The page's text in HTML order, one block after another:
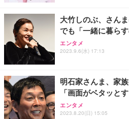
務用 おしゃれ パソコ
Sezlife オフィスチェ
ワーク チェア 強化バ
能 人間工学 椅子 腰サ
務用 おしゃれ パソコ
ANDWINT オフィスチ
ッシュ 通気性 ランバ
ス圧無段階昇降 360度
【整備済み品】Dell
ー フルHD（
ort/VGA スピーカー内
【MiniLED/24.5inch/
HOOTER Gaming
グモニター QD 24.5イ
Smart Basic(スマート
限定】 Smart Basic ア
超厚型 お徳用 ワイド
アイリスオーヤマ ペ
ュラー 200枚入【
大竹しのぶ、さん
でも「一緒に暮らす
エンタメ
2023.9.6(水) 17:13
明石家さんま、家
「画面がベタッとす
エンタメ
2023.8.20(日) 15:05